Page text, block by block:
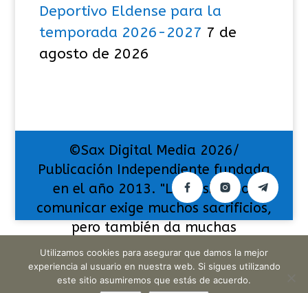
Deportivo Eldense para la
temporada 2026-2027 7 de
agosto de 2026
©Sax Digital Media 2026/
Publicación Independiente fundada
en el año 2013. "La pasión por
comunicar exige muchos sacrificios,
pero también da muchas
satisfacciones".
Utilizamos cookies para asegurar que damos la mejor
experiencia al usuario en nuestra web. Si sigues utilizando
este sitio asumiremos que estás de acuerdo.